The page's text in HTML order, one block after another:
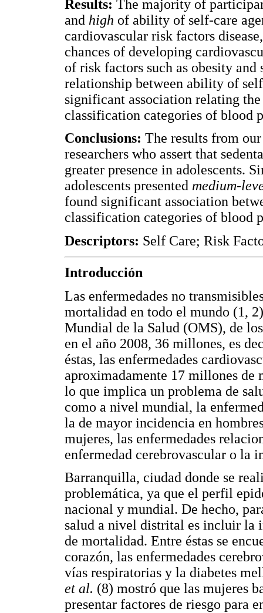
Results: The majority of
and high of ability of self-care
cardiovascular risk factors
chances of developing
of risk factors such as obesity
relationship between ability of
significant association relating
classification categories of blood
Conclusions: The results from
researchers who assert that
greater presence in adolescents.
adolescents presented medium-
found significant association
classification categories of blood
Descriptors: Self Care; Risk
Introducción
Las enfermedades no
mortalidad en todo el mundo (1,
Mundial de la Salud (OMS), de
en el año 2008, 36 millones, es
éstas, las enfermedades
aproximadamente 17 millones de
lo que implica un problema de
como a nivel mundial, la
la de mayor incidencia en
mujeres, las enfermedades
enfermedad cerebrovascular o la
Barranquilla, ciudad donde se
problemática, ya que el perfil
nacional y mundial. De hecho,
salud a nivel distrital es incluir la
de mortalidad. Entre éstas se
corazón, las enfermedades
vías respiratorias y la diabetes
et al. (8) mostró que las mujeres
presentar factores de riesgo para